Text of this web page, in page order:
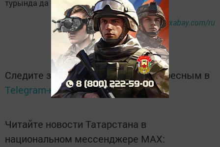
турында да сүз бара.
Фото:pixabay.com/ru
Следите за самым важным и интересным в
Telegram-каналеТатмедиа
Читайте новости Татарстана в
национальном мессенджере MАХ: